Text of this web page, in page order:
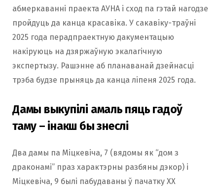
абмеркаванні праекта АУНА і сход па гэтай нагодзе
пройдуць да канца красавіка. У сакавіку-траўні
2025 года перадпраектную дакументацыю
накіруюць на дзяржаўную экалагічную
экспертызу. Рашэнне аб планаванай дзейнасці
трэба будзе прыняць да канца ліпеня 2025 года.
Дамы выкупілі амаль пяць гадоў
таму – інакш бы знеслі
Два дамы па Міцкевіча, 7 (вядомы як “дом з
драконамі” праз характэрны разбяны дэкор) і
Міцкевіча, 9 былі пабудаваны ў пачатку ХХ